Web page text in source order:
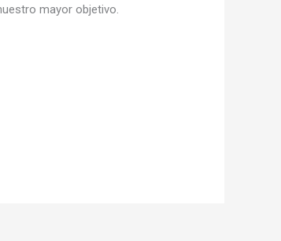
mayor objetivo.